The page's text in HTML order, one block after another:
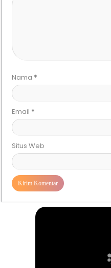
Nama *
Email *
Situs Web